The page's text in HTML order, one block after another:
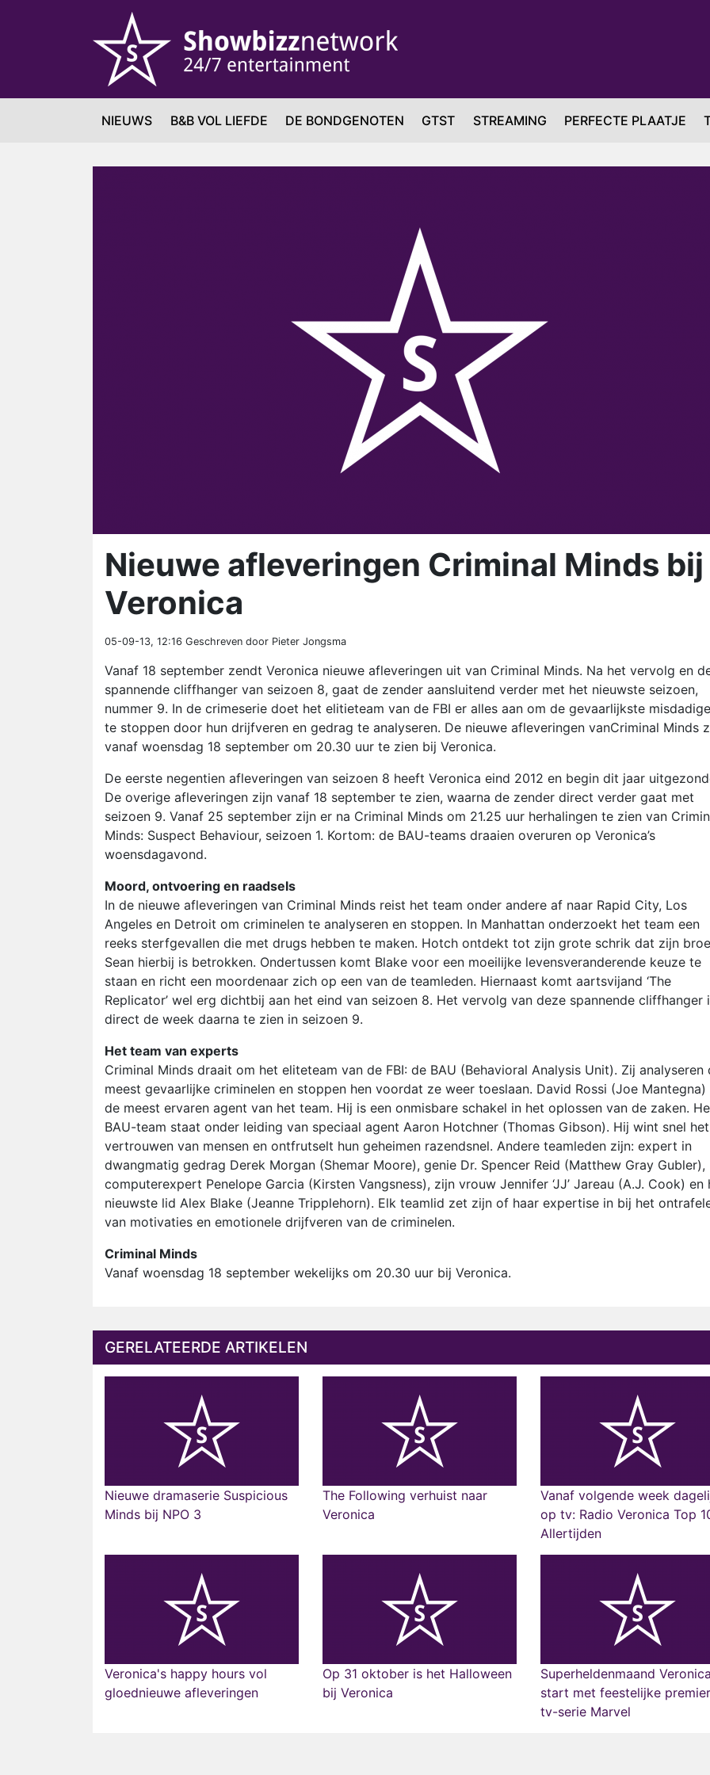
NIEUWS B&B VOL LIEFDE DE BONDGENOTEN GTST STREAMING PERFECTE PLAATJE
Nieuwe afleveringen Criminal Minds bij
Veronica
05-09-13, 12:16 Geschreven door Pieter Jongsma
Vanaf 18 september zendt Veronica nieuwe afleveringen uit van Criminal Minds. Na het vervolg en
spannende cliffhanger van seizoen 8, gaat de zender aansluitend verder met het nieuwste seizoen,
nummer 9. In de crimeserie doet het elitieteam van de FBI er alles aan om de gevaarlijkste
te stoppen door hun drijfveren en gedrag te analyseren. De nieuwe afleveringen vanCriminal Minds
vanaf woensdag 18 september om 20.30 uur te zien bij Veronica.
De eerste negentien afleveringen van seizoen 8 heeft Veronica eind 2012 en begin dit jaar
De overige afleveringen zijn vanaf 18 september te zien, waarna de zender direct verder gaat met
seizoen 9. Vanaf 25 september zijn er na Criminal Minds om 21.25 uur herhalingen te zien van
Minds: Suspect Behaviour, seizoen 1. Kortom: de BAU-teams draaien overuren op Veronica’s
woensdagavond.
Moord, ontvoering en raadsels
In de nieuwe afleveringen van Criminal Minds reist het team onder andere af naar Rapid City, Los
Angeles en Detroit om criminelen te analyseren en stoppen. In Manhattan onderzoekt het team een
reeks sterfgevallen die met drugs hebben te maken. Hotch ontdekt tot zijn grote schrik dat zijn
Sean hierbij is betrokken. Ondertussen komt Blake voor een moeilijke levensveranderende keuze te
staan en richt een moordenaar zich op een van de teamleden. Hiernaast komt aartsvijand ‘The
Replicator’ wel erg dichtbij aan het eind van seizoen 8. Het vervolg van deze spannende cliffhanger
direct de week daarna te zien in seizoen 9.
Het team van experts
Criminal Minds draait om het eliteteam van de FBI: de BAU (Behavioral Analysis Unit). Zij analyseren
meest gevaarlijke criminelen en stoppen hen voordat ze weer toeslaan. David Rossi (Joe Mantegna)
de meest ervaren agent van het team. Hij is een onmisbare schakel in het oplossen van de zaken.
BAU-team staat onder leiding van speciaal agent Aaron Hotchner (Thomas Gibson). Hij wint snel het
vertrouwen van mensen en ontfrutselt hun geheimen razendsnel. Andere teamleden zijn: expert in
dwangmatig gedrag Derek Morgan (Shemar Moore), genie Dr. Spencer Reid (Matthew Gray Gubler),
computerexpert Penelope Garcia (Kirsten Vangsness), zijn vrouw Jennifer ‘JJ’ Jareau (A.J. Cook) en
nieuwste lid Alex Blake (Jeanne Tripplehorn). Elk teamlid zet zijn of haar expertise in bij het
van motivaties en emotionele drijfveren van de criminelen.
Criminal Minds
Vanaf woensdag 18 september wekelijks om 20.30 uur bij Veronica.
GERELATEERDE ARTIKELEN
Nieuwe dramaserie Suspicious
Minds bij NPO 3
The Following verhuist naar
Veronica
Vanaf volgende week
op tv: Radio Veronica Top
Allertijden
Veronica's happy hours vol
gloednieuwe afleveringen
Op 31 oktober is het Halloween
bij Veronica
Superheldenmaand Veronica
start met feestelijke
tv-serie Marvel